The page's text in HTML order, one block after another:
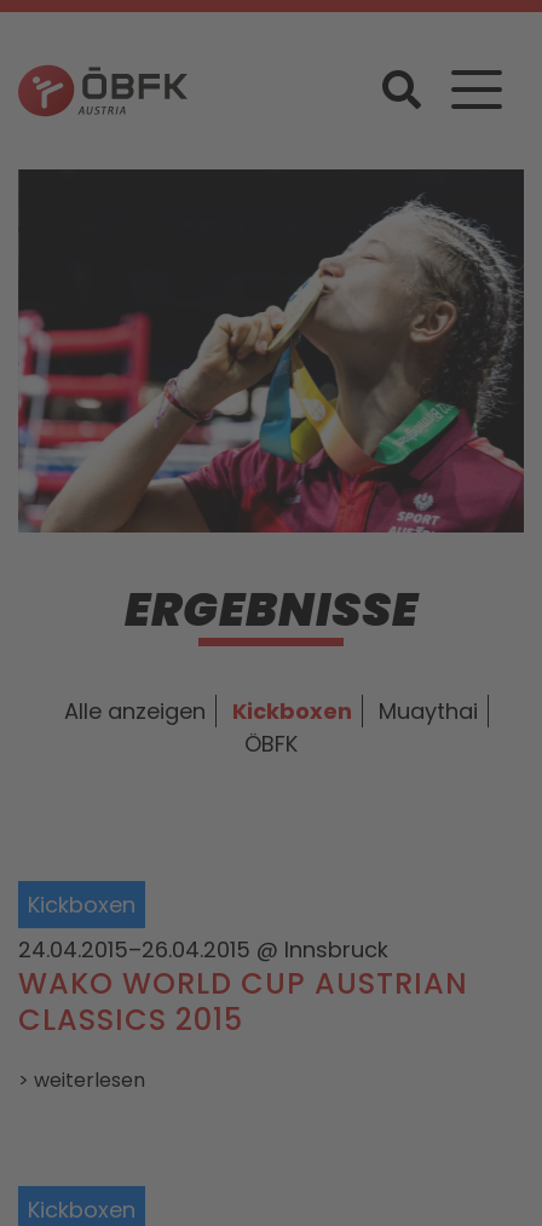
ERGEBNISSE
Alle anzeigen Kickboxen
Muaythai
ÖBFK
Kickboxen
24.04.2015–26.04.2015 @ Innsbruck
WAKO WORLD CUP AUSTRIAN
CLASSICS 2015
> weiterlesen
Kickboxen